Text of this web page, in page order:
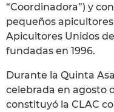
“Coordinadora”) y
pequeños
Apicultores Unidos
fundadas en 1996.
Durante la Quinta
celebrada en agosto
constituyó la CLAC